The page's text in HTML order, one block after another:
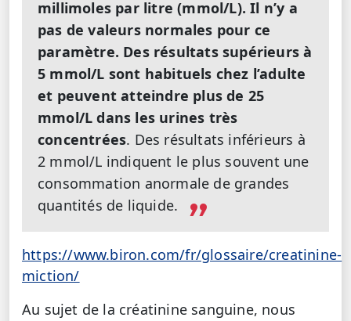
millimoles par litre (mmol/L). Il n’y a
pas de valeurs normales pour ce
paramètre. Des résultats supérieurs à
5 mmol/L sont habituels chez l’adulte
et peuvent atteindre plus de 25
mmol/L dans les urines très
concentrées. Des résultats inférieurs à
2 mmol/L indiquent le plus souvent une
consommation anormale de grandes
quantités de liquide.
https://www.biron.com/fr/glossaire/creatinine-
miction/
Au sujet de la créatinine sanguine, nous